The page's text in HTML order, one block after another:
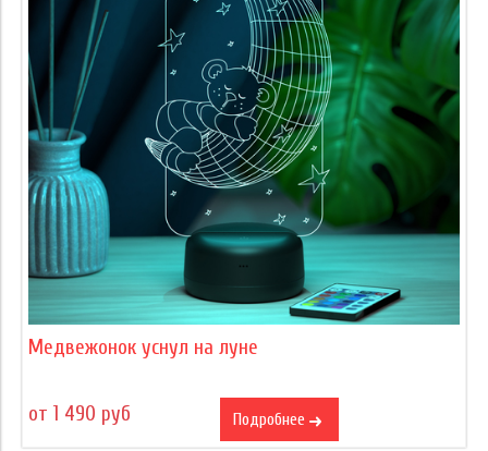
Медвежонок уснул на луне
от 1 490 руб Подробнее